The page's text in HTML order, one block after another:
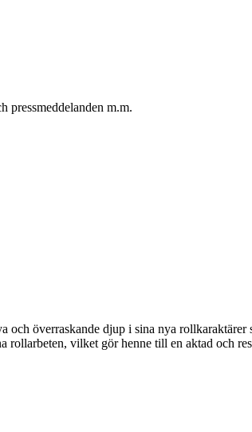
pressmeddelanden m.m.
överraskande djup i sina nya
vilket gör henne till en aktad och